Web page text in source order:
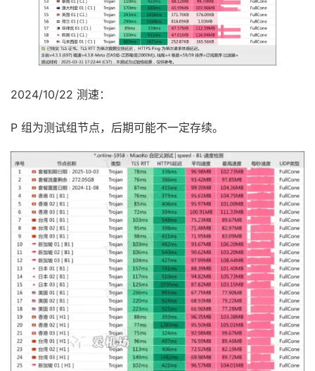
2024/10/22 测速：
P 组为测试组节点，后期可能不一定存续。